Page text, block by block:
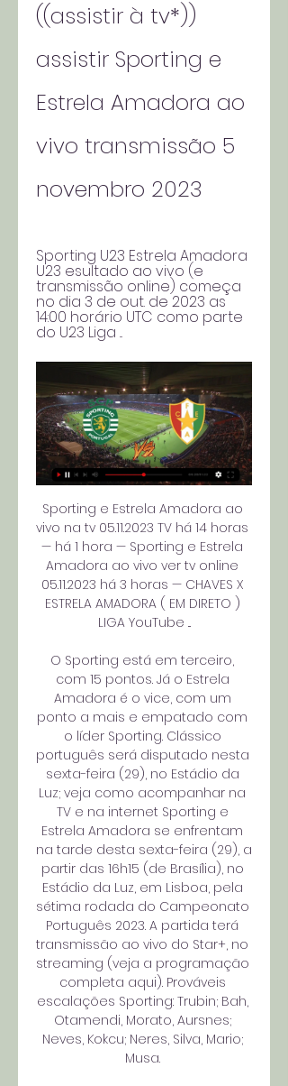
((assistir à tv*))
assistir Sporting e
Estrela Amadora ao
vivo transmissão 5
novembro 2023
Sporting U23 Estrela Amadora
U23 esultado ao vivo (e
transmissão online) começa
no dia 3 de out. de 2023 as
14:00 horário UTC como parte
do U23 Liga ...
Sporting e Estrela Amadora ao
vivo na tv 05.11.2023 TV há 14 horas
— há 1 hora — Sporting e Estrela
Amadora ao vivo ver tv online
05.11.2023 há 3 horas — CHAVES X
ESTRELA AMADORA ( EM DIRETO )
LIGA YouTube ...
O Sporting está em terceiro,
com 15 pontos. Já o Estrela
Amadora é o vice, com um
ponto a mais e empatado com
o líder Sporting. Clássico
português será disputado nesta
sexta-feira (29), no Estádio da
Luz; veja como acompanhar na
TV e na internet Sporting e
Estrela Amadora se enfrentam
na tarde desta sexta-feira (29), a
partir das 16h15 (de Brasília), no
Estádio da Luz, em Lisboa, pela
sétima rodada do Campeonato
Português 2023. A partida terá
transmissão ao vivo do Star+, no
streaming (veja a programação
completa aqui). Prováveis
escalações Sporting: Trubin; Bah,
Otamendi, Morato, Aursnes;
Neves, Kokcu; Neres, Silva, Mario;
Musa.